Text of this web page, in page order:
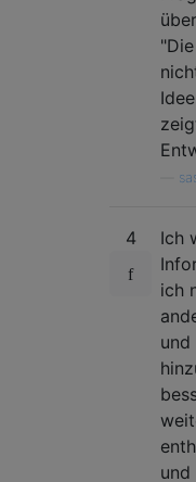
4
Ich
ich